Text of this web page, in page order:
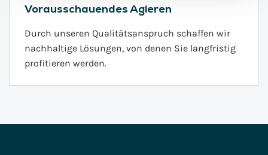
Vorausschauendes Agieren
Durch unseren Qualitätsanspruch schaffen wir
nachhaltige Lösungen, von denen Sie langfristig
profitieren werden.